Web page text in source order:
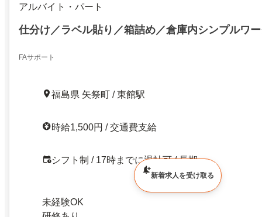
アルバイト・パート
仕分け／ラベル貼り／箱詰め／倉庫内シンプルワ
FAサポート
福島県 矢祭町 / 東館駅
時給1,500円 / 交通費支給
シフト制 / 17時までに退社可 / 長期
未経験OK
新着求人を受け取る